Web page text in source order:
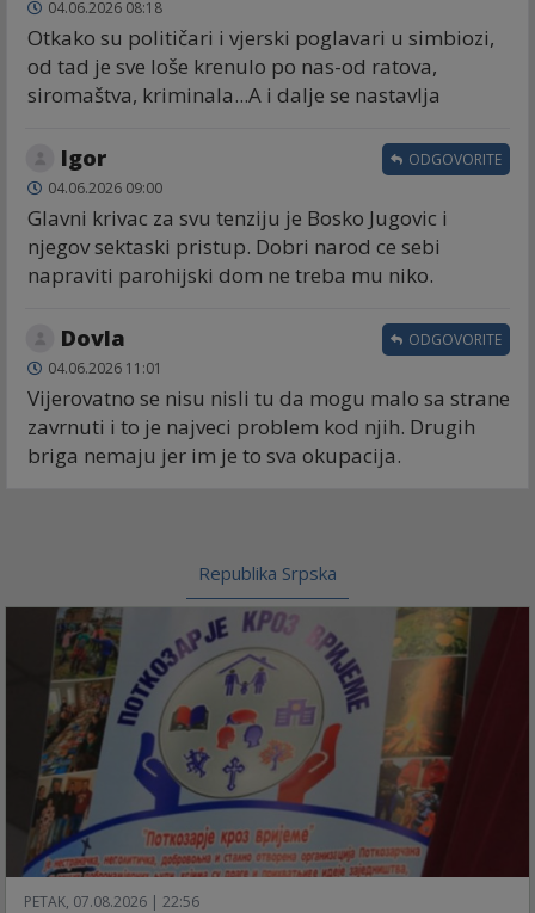
04.06.2026 08:18
Otkako su političari i vjerski poglavari u simbiozi,
od tad je sve loše krenulo po nas-od ratova,
siromaštva, kriminala...A i dalje se nastavlja
Igor
04.06.2026 09:00
Glavni krivac za svu tenziju je Bosko Jugovic i
njegov sektaski pristup. Dobri narod ce sebi
napraviti parohijski dom ne treba mu niko.
ODGOVORITE
Dovla
04.06.2026 11:01
Vijerovatno se nisu nisli tu da mogu malo sa strane
zavrnuti i to je najveci problem kod njih. Drugih
briga nemaju jer im je to sva okupacija.
ODGOVORITE
Republika Srpska
PETAK, 07.08.2026 | 22:56